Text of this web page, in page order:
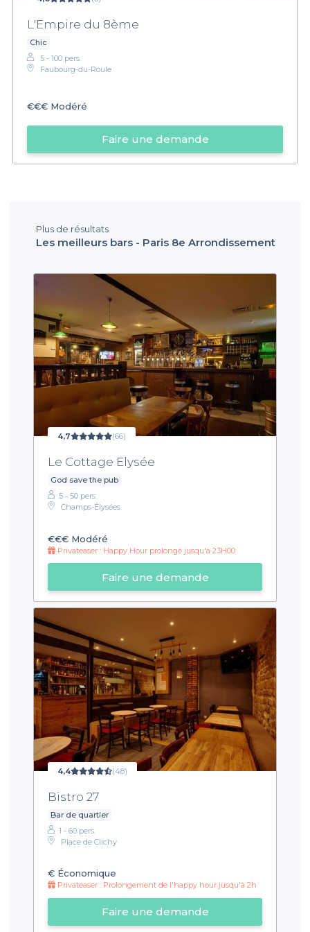
L'Empire du 8ème
Chic
5 - 100 pers.
Faubourg-du-Roule
€€€ Modéré
Faire une demande
Plus de résultats
Les meilleurs bars - Paris 8e Arrondissement
4,7 (66)
Le Cottage Elysée
God save the pub
5 - 50 pers.
Champs-Élysées
€€€ Modéré
Privateaser : Happy Hour prolongé jusqu'à 23H00
Faire une demande
4,4 (48)
Bistro 27
Bar de quartier
1 - 60 pers.
Place de Clichy
€ Économique
Privateaser : Prolongement de l'happy hour jusqu'à 2h
Faire une demande